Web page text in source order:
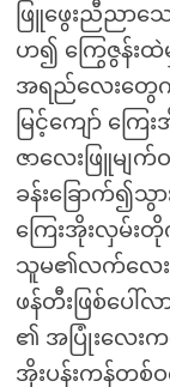
ဖြူဖွေးညီညာသ
ဟ၍ ကြွေဇွန်းထဲ
အရည်လေးတွ
မြင့်ကျော် ကြ
ဇာလေးဖြူမျက်ဝ
ခန်းခြောက်၍သွ
ကြေးအိုးလှမ်
သူမ၏လက်လေး
ဖန်တီးဖြစ်ပေါ်
၏ အပြုံးလေးက
အိုးပန်းကန်တစ်ဝ